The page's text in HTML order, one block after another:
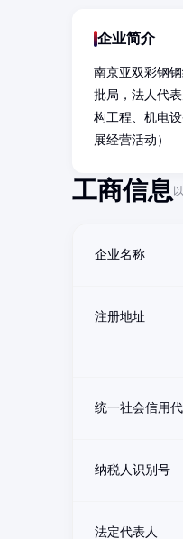
企业简介
南京亚双彩钢
批局，法人代
构工程、机电
展经营活动）
工商信息
企业名称
注册地址
统一社会信用
纳税人识别号
法定代表人